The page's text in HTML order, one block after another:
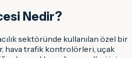
Nedir?
sektöründe kullanılan özel bir
hava trafik kontrolörleri, uçak